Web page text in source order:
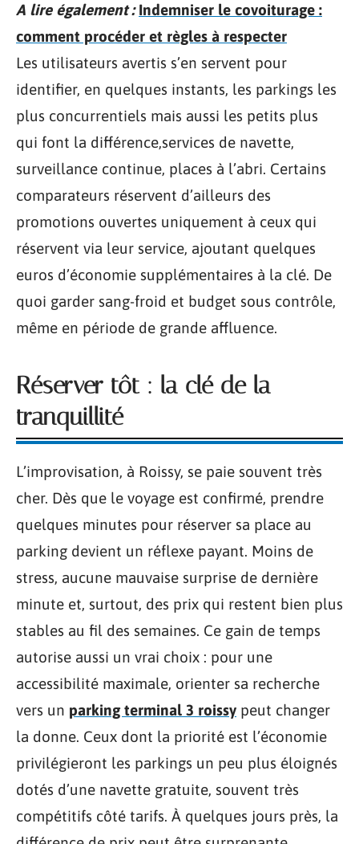
A lire également : Indemniser le covoiturage :
comment procéder et règles à respecter
Les utilisateurs avertis s’en servent pour
identifier, en quelques instants, les parkings les
plus concurrentiels mais aussi les petits plus
qui font la différence,services de navette,
surveillance continue, places à l’abri. Certains
comparateurs réservent d’ailleurs des
promotions ouvertes uniquement à ceux qui
réservent via leur service, ajoutant quelques
euros d’économie supplémentaires à la clé. De
quoi garder sang-froid et budget sous contrôle,
même en période de grande affluence.
Réserver tôt : la clé de la
tranquillité
L’improvisation, à Roissy, se paie souvent très
cher. Dès que le voyage est confirmé, prendre
quelques minutes pour réserver sa place au
parking devient un réflexe payant. Moins de
stress, aucune mauvaise surprise de dernière
minute et, surtout, des prix qui restent bien plus
stables au fil des semaines. Ce gain de temps
autorise aussi un vrai choix : pour une
accessibilité maximale, orienter sa recherche
vers un parking terminal 3 roissy peut changer
la donne. Ceux dont la priorité est l’économie
privilégieront les parkings un peu plus éloignés
dotés d’une navette gratuite, souvent très
compétitifs côté tarifs. À quelques jours près, la